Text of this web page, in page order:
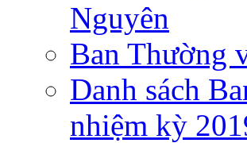
Nguyên
Ban Thường
Danh sách
nhiệm kỳ